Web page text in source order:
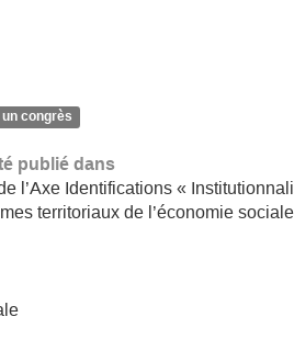
congrès
publié dans
l’Axe Identifications «
territoriaux de l’économie